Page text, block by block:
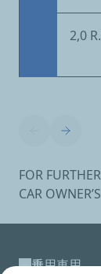
2,0
FOR
CAR
乗用車用